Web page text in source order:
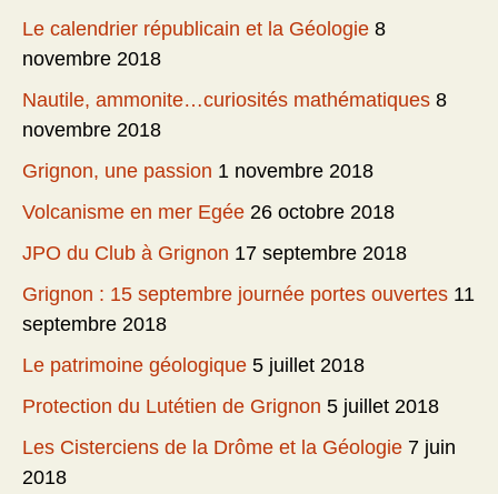
Le calendrier républicain et la Géologie 8
novembre 2018
Nautile, ammonite…curiosités mathématiques 8
novembre 2018
Grignon, une passion 1 novembre 2018
Volcanisme en mer Egée 26 octobre 2018
JPO du Club à Grignon 17 septembre 2018
Grignon : 15 septembre journée portes ouvertes 11
septembre 2018
Le patrimoine géologique 5 juillet 2018
Protection du Lutétien de Grignon 5 juillet 2018
Les Cisterciens de la Drôme et la Géologie 7 juin
2018